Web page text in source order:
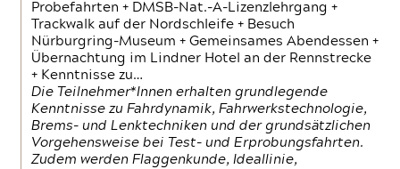
Probefahrten + DMSB-Nat.-A-Lizenzlehrgang +
Trackwalk auf der Nordschleife + Besuch
Nürburgring-Museum + Gemeinsames Abendessen +
Übernachtung im Lindner Hotel an der Rennstrecke
+ Kenntnisse zu…
Die Teilnehmer*Innen erhalten grundlegende
Kenntnisse zu Fahrdynamik, Fahrwerkstechnologie,
Brems- und Lenktechniken und der grundsätzlichen
Vorgehensweise bei Test- und Erprobungsfahrten.
Zudem werden Flaggenkunde, Ideallinie,